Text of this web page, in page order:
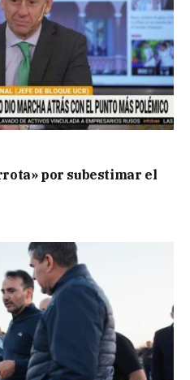
por subestimar el